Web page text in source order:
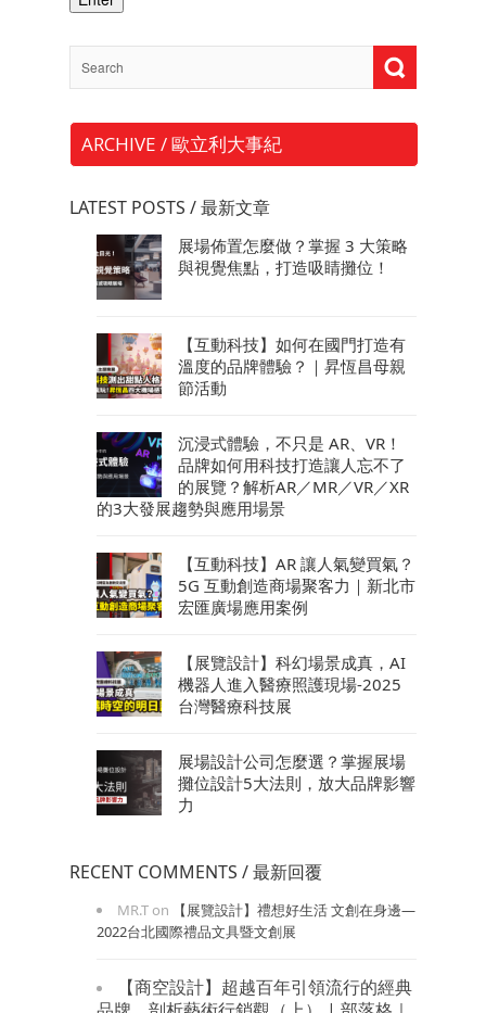
ARCHIVE / 歐立利大事紀
LATEST POSTS / 最新文章
展場佈置怎麼做？掌握 3 大策略
與視覺焦點，打造吸睛攤位！
【互動科技】如何在國門打造有
溫度的品牌體驗？｜昇恆昌母親
節活動
沉浸式體驗，不只是 AR、VR！
品牌如何用科技打造讓人忘不了
的展覽？解析AR／MR／VR／XR
的3大發展趨勢與應用場景
【互動科技】AR 讓人氣變買氣？
5G 互動創造商場聚客力｜新北市
宏匯廣場應用案例
【展覽設計】科幻場景成真，AI
機器人進入醫療照護現場-2025
台灣醫療科技展
展場設計公司怎麼選？掌握展場
攤位設計5大法則，放大品牌影響
力
RECENT COMMENTS / 最新回覆
MR.T on
【展覽設計】禮想好生活 文創在身邊—
2022台北國際禮品文具暨文創展
【商空設計】超越百年引領流行的經典